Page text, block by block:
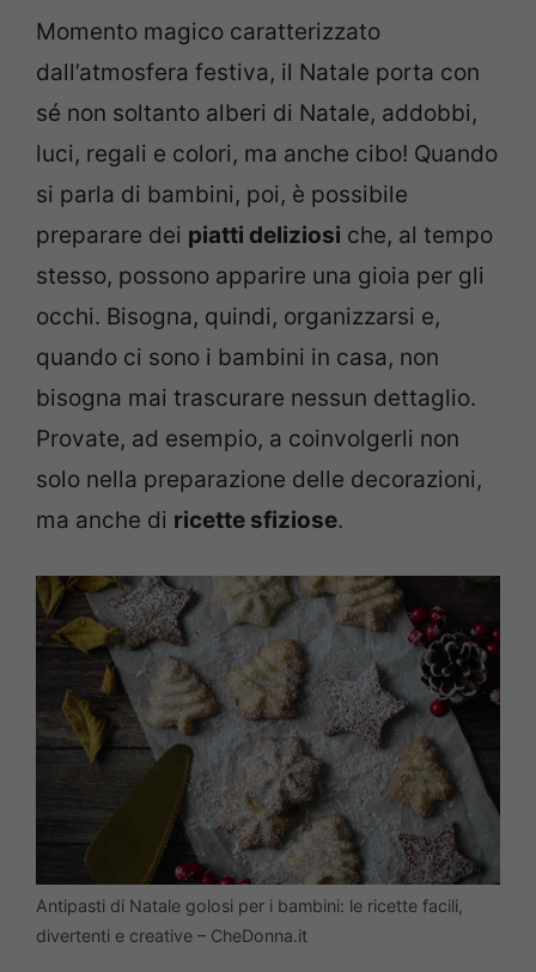
Momento magico caratterizzato
dall’atmosfera festiva, il Natale porta con
sé non soltanto alberi di Natale, addobbi,
luci, regali e colori, ma anche cibo! Quando
si parla di bambini, poi, è possibile
preparare dei piatti deliziosi che, al tempo
stesso, possono apparire una gioia per gli
occhi. Bisogna, quindi, organizzarsi e,
quando ci sono i bambini in casa, non
bisogna mai trascurare nessun dettaglio.
Provate, ad esempio, a coinvolgerli non
solo nella preparazione delle decorazioni,
ma anche di ricette sfiziose.
Antipasti di Natale golosi per i bambini: le ricette facili,
divertenti e creative – CheDonna.it